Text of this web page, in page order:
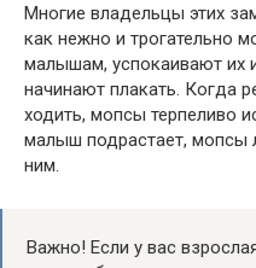
Многие владельцы этих
как нежно и трогательно
малышам, успокаивают их
начинают плакать. Когда
ходить, мопсы терпеливо
малыш подрастает, мопсы
ним.
Важно! Если у вас